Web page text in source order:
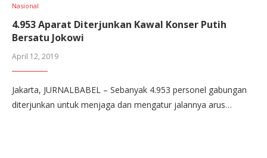
Nasional
4.953 Aparat Diterjunkan Kawal Konser Putih
Bersatu Jokowi
April 12, 2019
Jakarta, JURNALBABEL – Sebanyak 4.953 personel gabungan
diterjunkan untuk menjaga dan mengatur jalannya arus…